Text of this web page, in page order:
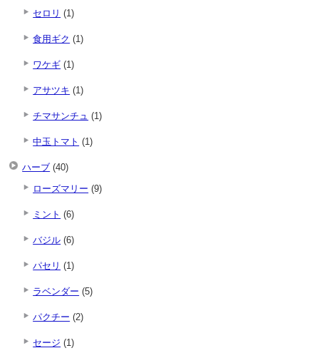
セロリ (1)
食用ギク (1)
ワケギ (1)
アサツキ (1)
チマサンチュ (1)
中玉トマト (1)
ハーブ (40)
ローズマリー (9)
ミント (6)
バジル (6)
パセリ (1)
ラベンダー (5)
パクチー (2)
セージ (1)